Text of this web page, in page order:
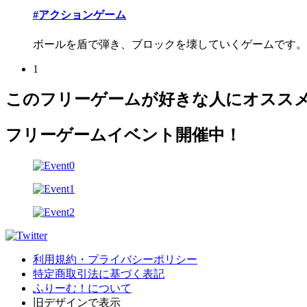
#アクションゲーム
ボールを盾で弾き、ブロックを壊していくゲームです。
1
このフリーゲームが好きな人にオスス
フリーゲームイベント開催中！
利用規約・プライバシーポリシー
特定商取引法に基づく表記
ふりーむ！について
旧デザインで表示